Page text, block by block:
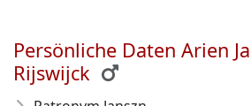
Persönliche Daten Arien
Rijswijck